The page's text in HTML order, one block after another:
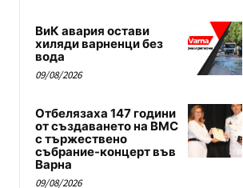
ВиК авария остави
хиляди варненци без
вода
09/08/2026
Отбелязаха 147 години
от създаването на ВМС
с тържествено
събрание-концерт във
Варна
09/08/2026